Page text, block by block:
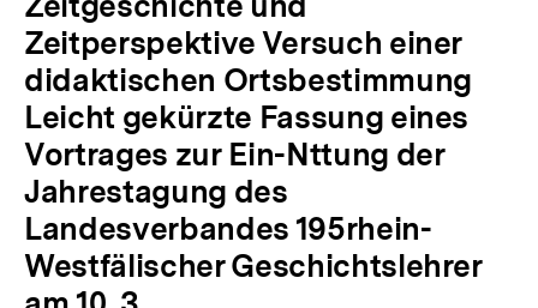
g
e
r
I
n
h
a
l
ä
c
h
s
t
e
r
Zeitperspektive Versuch einer
didaktischen Ortsbestimmung
Leicht gekürzte Fassung eines
Vortrages zur Ein-Nttung der
Jahrestagung des
Landesverbandes 195rhein-
Westfälischer Geschichtslehrer